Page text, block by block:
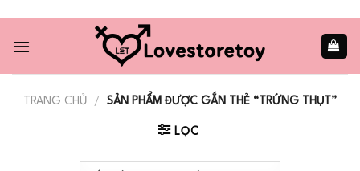
content
TRANG CHỦ / SẢN PHẨM ĐƯỢC GẮN THẺ “TRỨNG THỤT”
LỌC